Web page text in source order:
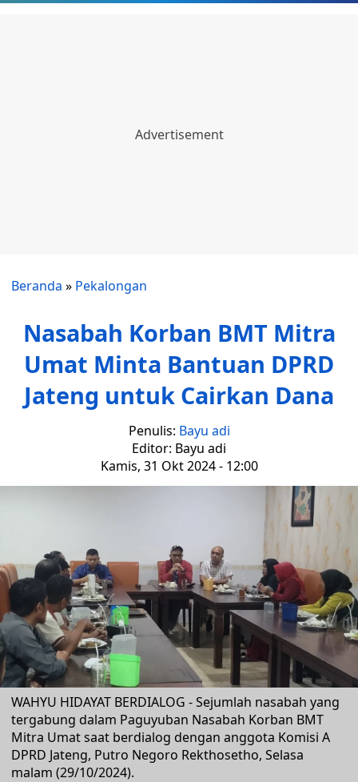
Beranda » Pekalongan
Nasabah Korban BMT Mitra
Umat Minta Bantuan DPRD
Jateng untuk Cairkan Dana
Penulis: Bayu adi
Editor: Bayu adi
Kamis, 31 Okt 2024 - 12:00
WAHYU HIDAYAT BERDIALOG - Sejumlah nasabah yang
tergabung dalam Paguyuban Nasabah Korban BMT
Mitra Umat saat berdialog dengan anggota Komisi A
DPRD Jateng, Putro Negoro Rekthosetho, Selasa
malam (29/10/2024).